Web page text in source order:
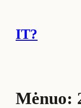
turinioIT?
Mėnuo: